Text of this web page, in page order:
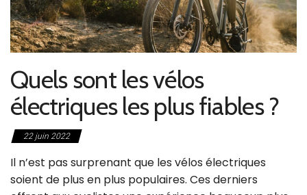
Quels sont les vélos
électriques les plus fiables ?
22 juin 2022
Il n’est pas surprenant que les vélos électriques
soient de plus en plus populaires. Ces derniers